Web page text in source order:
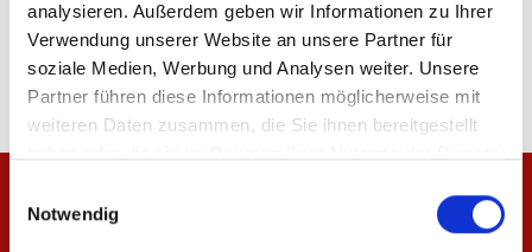
analysieren. Außerdem geben wir Informationen zu Ihrer
Verwendung unserer Website an unsere Partner für
soziale Medien, Werbung und Analysen weiter. Unsere
Partner führen diese Informationen möglicherweise mit
weiteren Daten zusammen, die Sie ihnen bereitgestellt
Notwendig
Produktdetails